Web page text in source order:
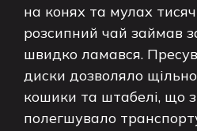
на конях та мулах
розсипний чай займав
швидко ламався.
диски дозволяло
кошики та штабелі, що
полегшувало